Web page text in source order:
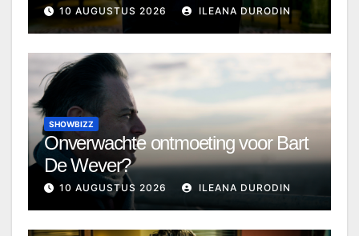
10 AUGUSTUS 2026 ILEANA DURODIN
SHOWBIZZ
Onverwachte ontmoeting voor Bart
De Wever?
10 AUGUSTUS 2026 ILEANA DURODIN